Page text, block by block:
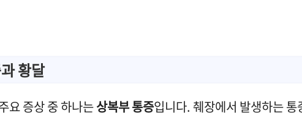
황달
요 증상 중 하나는상복부 통증입니다. 췌장에서 발생하는